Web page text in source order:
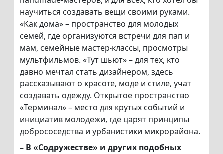
научиться создавать вещи своими руками.
«Как дома» – пространство для молодых
семей, где организуются встречи для пап и
мам, семейные мастер-классы, просмотры
мультфильмов. «Тут шьют» – для тех, кто
давно мечтал стать дизайнером, здесь
рассказывают о красоте, моде и стиле, учат
создавать одежду. Открытое пространство
«Терминал» – место для крутых событий и
инициатив молодежи, где царят принципы
добрососедства и урбанистики микрорайона.
– В «Содружестве» и других подобных